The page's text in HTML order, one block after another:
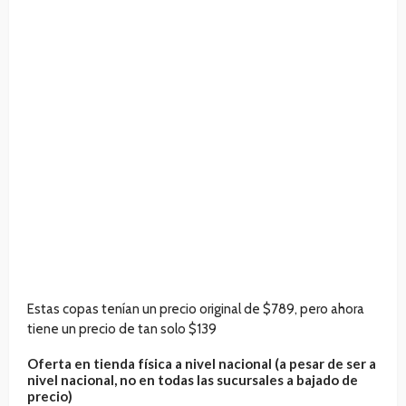
Estas copas tenían un precio original de $789, pero ahora
tiene un precio de tan solo $139
Oferta en tienda física a nivel nacional (a pesar de ser a
nivel nacional, no en todas las sucursales a bajado de
precio)